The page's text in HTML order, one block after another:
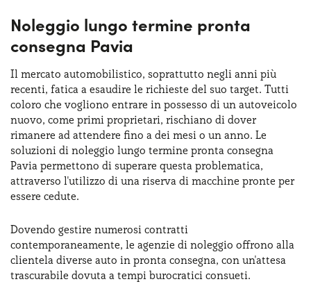
Noleggio lungo termine pronta
consegna Pavia
Il mercato automobilistico, soprattutto negli anni più
recenti, fatica a esaudire le richieste del suo target. Tutti
coloro che vogliono entrare in possesso di un autoveicolo
nuovo, come primi proprietari, rischiano di dover
rimanere ad attendere fino a dei mesi o un anno. Le
soluzioni di noleggio lungo termine pronta consegna
Pavia permettono di superare questa problematica,
attraverso l'utilizzo di una riserva di macchine pronte per
essere cedute.
Dovendo gestire numerosi contratti
contemporaneamente, le agenzie di noleggio offrono alla
clientela diverse auto in pronta consegna, con un'attesa
trascurabile dovuta a tempi burocratici consueti.